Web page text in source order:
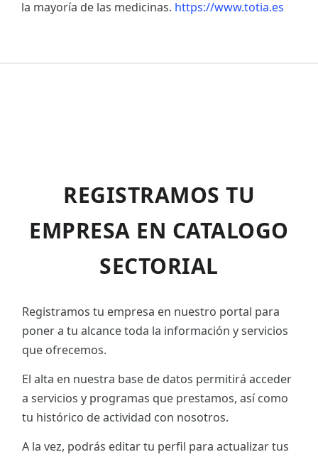
la mayoría de las medicinas. https://www.totia.es
REGISTRAMOS TU
EMPRESA EN CATALOGO
SECTORIAL
Registramos tu empresa en nuestro portal para
poner a tu alcance toda la información y servicios
que ofrecemos.
El alta en nuestra base de datos permitirá acceder
a servicios y programas que prestamos, así como
tu histórico de actividad con nosotros.
A la vez, podrás editar tu perfil para actualizar tus